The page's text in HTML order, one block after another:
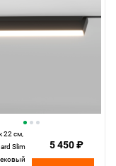
22 см,
Slim
5 450 ₽